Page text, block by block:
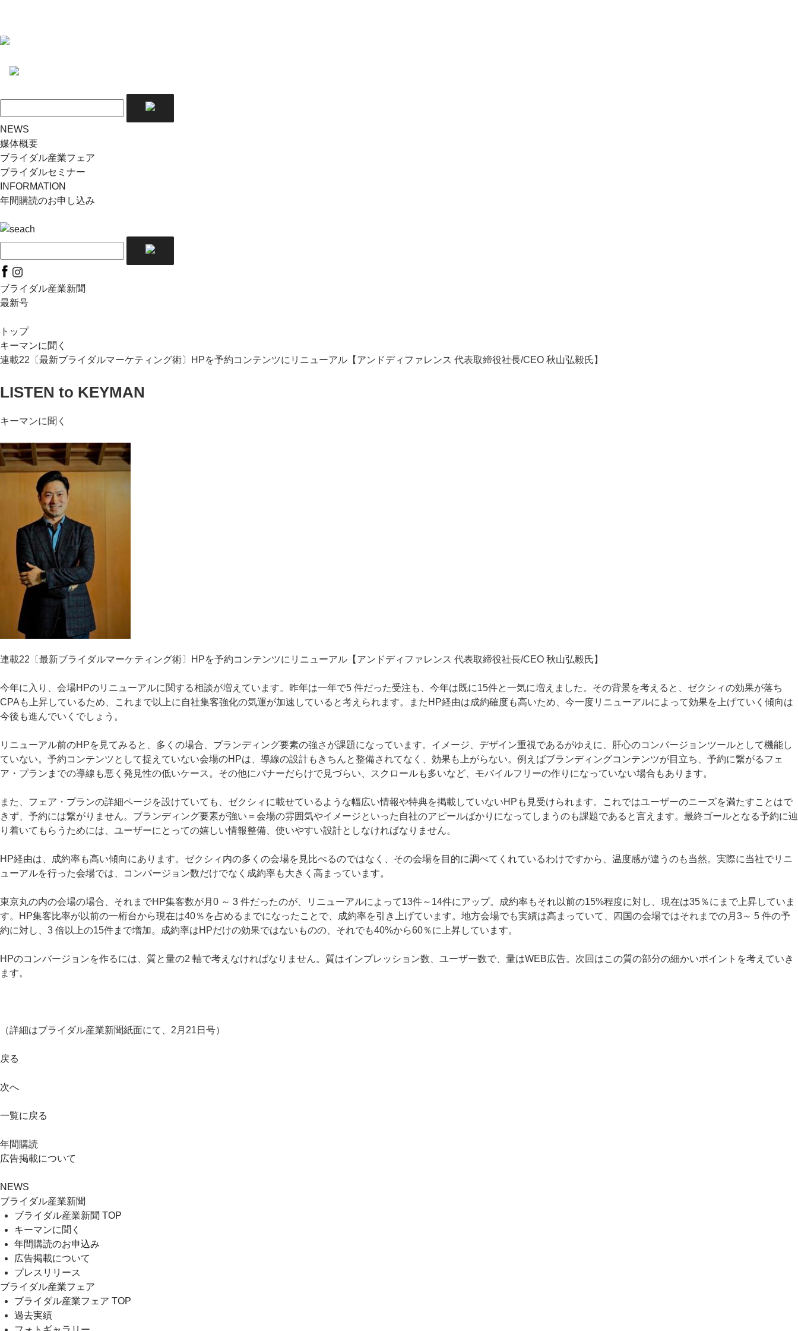
NEWS
媒体概要
ブライダル産業フェア
ブライダルセミナー
INFORMATION
年間購読のお申し込み
ブライダル産業新聞
最新号
トップ
キーマンに聞く
連載22〔最新ブライダルマーケティング術〕HPを予約コンテンツにリニューアル【アンドディファレンス 代表取締役社長/CEO 秋山弘毅氏】
LISTEN to KEYMAN
キーマンに聞く
連載22〔最新ブライダルマーケティング術〕HPを予約コンテンツにリニューアル【アンドディファレンス 代表取締役社長/CEO 秋山弘毅氏】
今年に入り、会場HPのリニューアルに関する相談が増えています。昨年は一年で5 件だった受注も、今年は既に15件と一気に増えました。その背景を考えると、ゼクシィの効果が落ち
CPAも上昇しているため、これまで以上に自社集客強化の気運が加速していると考えられます。またHP経由は成約確度も高いため、今一度リニューアルによって効果を上げていく傾向は
今後も進んでいくでしょう。
リニューアル前のHPを見てみると、多くの場合、ブランディング要素の強さが課題になっています。イメージ、デザイン重視であるがゆえに、肝心のコンバージョンツールとして機能し
ていない。予約コンテンツとして捉えていない会場のHPは、導線の設計もきちんと整備されてなく、効果も上がらない。例えばブランディングコンテンツが目立ち、予約に繋がるフェ
ア・プランまでの導線も悪く発見性の低いケース。その他にバナーだらけで見づらい、スクロールも多いなど、モバイルフリーの作りになっていない場合もあります。
また、フェア・プランの詳細ページを設けていても、ゼクシィに載せているような幅広い情報や特典を掲載していないHPも見受けられます。これではユーザーのニーズを満たすことはで
きず、予約には繋がりません。ブランディング要素が強い＝会場の雰囲気やイメージといった自社のアピールばかりになってしまうのも課題であると言えます。最終ゴールとなる予約に辿
り着いてもらうためには、ユーザーにとっての嬉しい情報整備、使いやすい設計としなければなりません。
HP経由は、成約率も高い傾向にあります。ゼクシィ内の多くの会場を見比べるのではなく、その会場を目的に調べてくれているわけですから、温度感が違うのも当然。実際に当社でリニ
ューアルを行った会場では、コンバージョン数だけでなく成約率も大きく高まっています。
東京丸の内の会場の場合、それまでHP集客数が月0 ～ 3 件だったのが、リニューアルによって13件～14件にアップ。成約率もそれ以前の15%程度に対し、現在は35％にまで上昇していま
す。HP集客比率が以前の一桁台から現在は40％を占めるまでになったことで、成約率を引き上げています。地方会場でも実績は高まっていて、四国の会場ではそれまでの月3～ 5 件の予
約に対し、3 倍以上の15件まで増加。成約率はHPだけの効果ではないものの、それでも40%から60％に上昇しています。
HPのコンバージョンを作るには、質と量の2 軸で考えなければなりません。質はインプレッション数、ユーザー数で、量はWEB広告。次回はこの質の部分の細かいポイントを考えていき
ます。
（詳細はブライダル産業新聞紙面にて、2月21日号）
戻る
次へ
一覧に戻る
年間購読
広告掲載について
NEWS
ブライダル産業新聞
ブライダル産業新聞 TOP
キーマンに聞く
年間購読のお申込み
広告掲載について
プレスリリース
ブライダル産業フェア
ブライダル産業フェア TOP
過去実績